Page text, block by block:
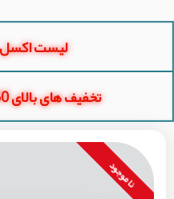
لیست اکسل
تخفیف های بالای 50 درصد قطعات تبلت
نا موجود